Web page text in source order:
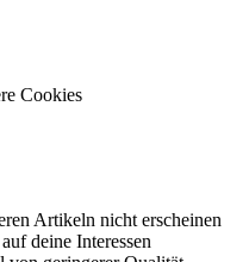
Cookies
Artikeln nicht erscheinen
deine Interessen